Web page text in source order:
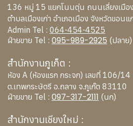
136 หมู่ 15 แยกโนนตุ่น ถนนเลี่ยงเมือ
ตำบลเมืองเก่า อำเภอเมือง จังหวัดขอน
Admin Tel : 064-454-4525
ฝ่ายขาย Tel : 095-989-2925 (ปลาย)
สำนักงานภูเก็ต :
ห้อง A (ห้องแรก กระจก) เลขที่ 106/
ต.เทพกระษัตรี อ.ถลาง จ.ภูเก๊ต 83110
ฝ่ายขาย Tel : 097-317-2111 (นก)
สำนักงานเชียงใหม่ :